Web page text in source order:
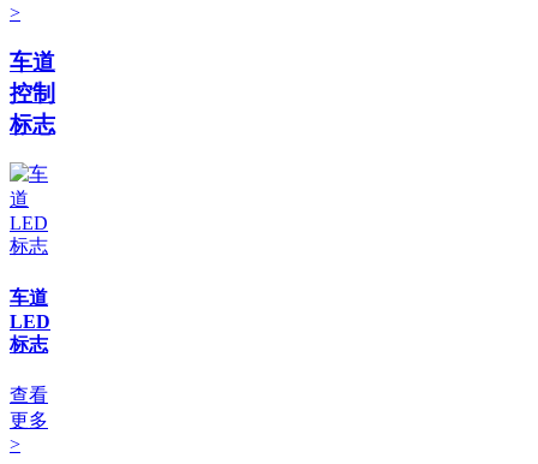
>
车道
控制
标志
车道
LED
标志
查看
更多
>